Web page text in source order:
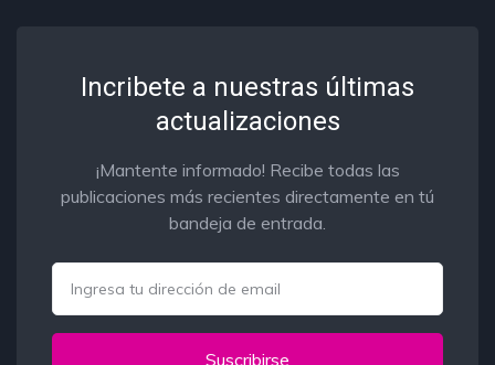
Incribete a nuestras últimas
actualizaciones
¡Mantente informado! Recibe todas las
publicaciones más recientes directamente en tú
bandeja de entrada.
Suscribirse